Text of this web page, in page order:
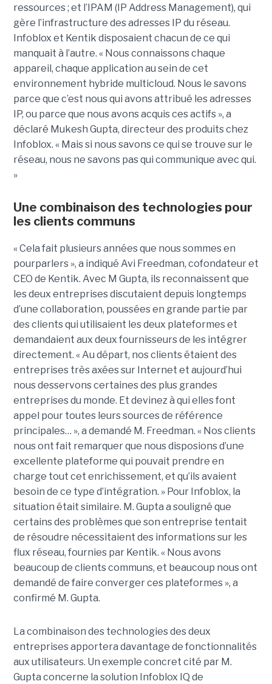
ressources ; et l’IPAM (IP Address Management), qui
gère l’infrastructure des adresses IP du réseau.
Infoblox et Kentik disposaient chacun de ce qui
manquait à l’autre. « Nous connaissons chaque
appareil, chaque application au sein de cet
environnement hybride multicloud. Nous le savons
parce que c’est nous qui avons attribué les adresses
IP, ou parce que nous avons acquis ces actifs », a
déclaré Mukesh Gupta, directeur des produits chez
Infoblox. « Mais si nous savons ce qui se trouve sur le
réseau, nous ne savons pas qui communique avec qui.
»
Une combinaison des technologies pour
les clients communs
« Cela fait plusieurs années que nous sommes en
pourparlers », a indiqué Avi Freedman, cofondateur et
CEO de Kentik. Avec M Gupta, ils reconnaissent que
les deux entreprises discutaient depuis longtemps
d’une collaboration, poussées en grande partie par
des clients qui utilisaient les deux plateformes et
demandaient aux deux fournisseurs de les intégrer
directement. « Au départ, nos clients étaient des
entreprises très axées sur Internet et aujourd’hui
nous desservons certaines des plus grandes
entreprises du monde. Et devinez à qui elles font
appel pour toutes leurs sources de référence
principales… », a demandé M. Freedman. « Nos clients
nous ont fait remarquer que nous disposions d’une
excellente plateforme qui pouvait prendre en
charge tout cet enrichissement, et qu’ils avaient
besoin de ce type d’intégration. » Pour Infoblox, la
situation était similaire. M. Gupta a souligné que
certains des problèmes que son entreprise tentait
de résoudre nécessitaient des informations sur les
flux réseau, fournies par Kentik. « Nous avons
beaucoup de clients communs, et beaucoup nous ont
demandé de faire converger ces plateformes », a
confirmé M. Gupta.
La combinaison des technologies des deux
entreprises apportera davantage de fonctionnalités
aux utilisateurs. Un exemple concret cité par M.
Gupta concerne la solution Infoblox IQ de